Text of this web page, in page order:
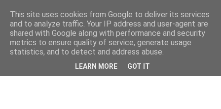
This site uses cookies from Google to deliver its services
and to analyze traffic. Your IP address and user-agent are
shared with Google along with performance and security
metrics to ensure quality of service, generate usage
statistics, and to detect and address abuse.
LEARN MORE GOT IT